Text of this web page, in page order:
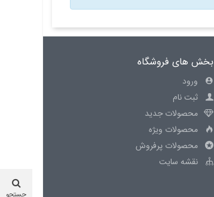
بخش های فروشگاه
ورود
ثبت نام
محصولات جدید
محصولات ویژه
محصولات پرفروش
نقشه سایت